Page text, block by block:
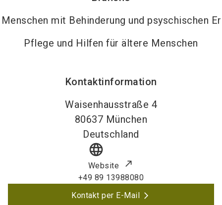
mit Behinderung und psyschischen
Pflege und Hilfen für ältere Menschen
Kontaktinformation
Waisenhausstraße 4
80637 München
Deutschland
language
Website
+49 89 13988080
Kontakt per E-Mail